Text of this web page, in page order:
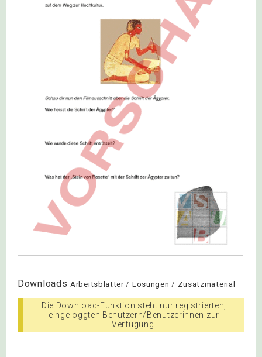
Downloads Arbeitsblätter / Lösungen / Zusatzmaterial
Die Download-Funktion steht nur registrierten,
eingeloggten Benutzern/Benutzerinnen zur
Verfügung.